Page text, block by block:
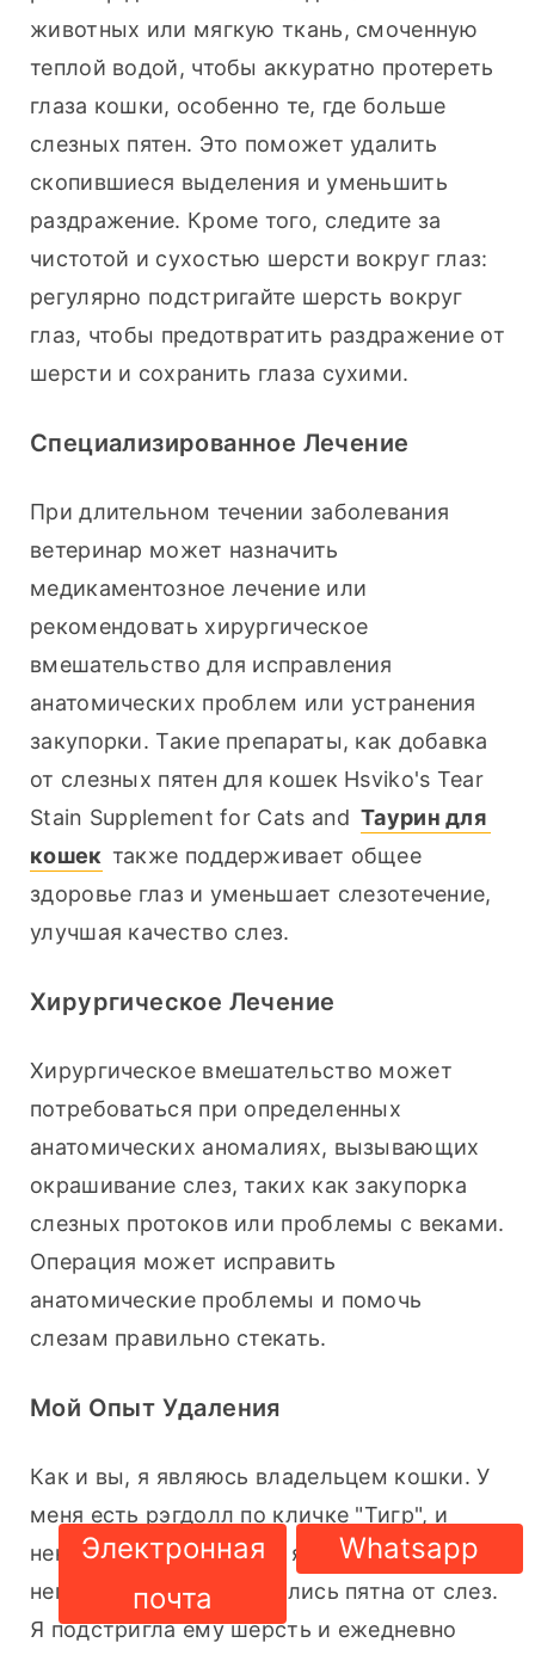
животных или мягкую ткань, смоченную
теплой водой, чтобы аккуратно протереть
глаза кошки, особенно те, где больше
слезных пятен. Это поможет удалить
скопившиеся выделения и уменьшить
раздражение. Кроме того, следите за
чистотой и сухостью шерсти вокруг глаз:
регулярно подстригайте шерсть вокруг
глаз, чтобы предотвратить раздражение от
шерсти и сохранить глаза сухими.
Специализированное Лечение
При длительном течении заболевания
ветеринар может назначить
медикаментозное лечение или
рекомендовать хирургическое
вмешательство для исправления
анатомических проблем или устранения
закупорки. Такие препараты, как добавка
от слезных пятен для кошек Hsviko's Tear
Stain Supplement for Cats and Таурин для
кошек также поддерживает общее
здоровье глаз и уменьшает слезотечение,
улучшая качество слез.
Хирургическое Лечение
Хирургическое вмешательство может
потребоваться при определенных
анатомических аномалиях, вызывающих
окрашивание слез, таких как закупорка
слезных протоков или проблемы с веками.
Операция может исправить
анатомические проблемы и помочь
слезам правильно стекать.
Мой Опыт Удаления
Как и вы, я являюсь владельцем кошки. У
меня есть рэгдолл по кличке "Тигр", и
некоторое время назад я заметила, что у
него под глазами появились пятна от слез.
Я подстригла ему шерсть и ежедневно
Электронная
почта
Whatsapp